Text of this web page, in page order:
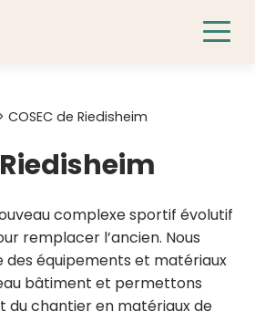
COSEC de Riedisheim
Riedisheim
complexe sportif évolutif
remplacer l’ancien. Nous
des équipements et matériaux
bâtiment et permettons
du chantier en matériaux de